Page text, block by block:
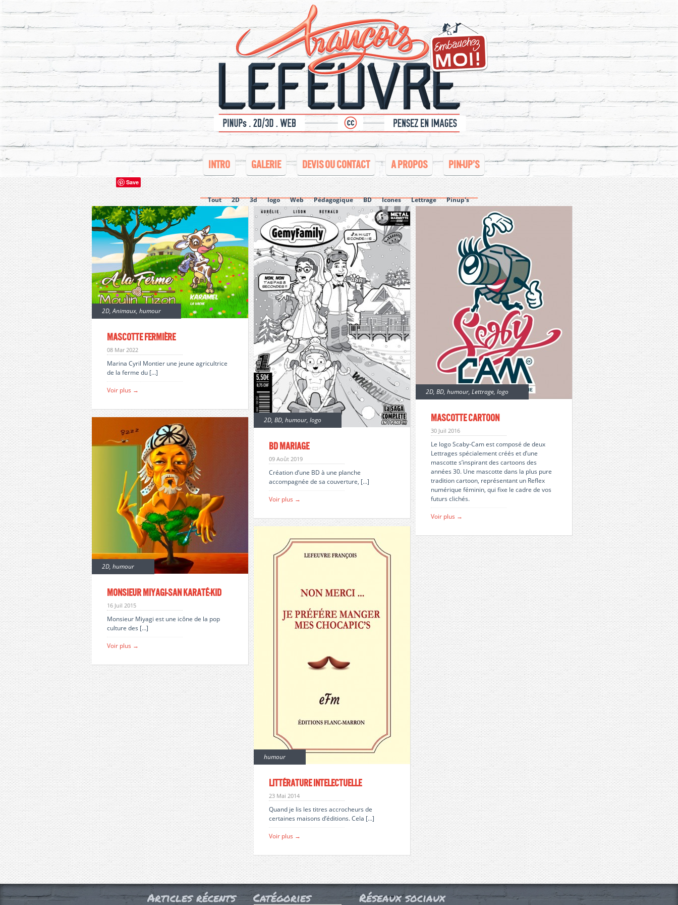
INTRO GALERIE DEVIS OU CONTACT A PROPOS PIN-UP’S
Save
Tout 2D 3d logo Web Pédagogique BD Icones Lettrage Pinup's
2D,Animaux, humour
Mascotte fermière
08 Mar 2022
Marina Cyril Montier une jeune agricultrice
de la ferme du […]
Voir plus →
2D, BD, humour, logo
BD mariage
09 Août 2019
Création d’une BD à une planche
accompagnée de sa couverture, […]
Voir plus →
2D, BD, humour, Lettrage, logo
Mascotte Cartoon
30 Juil 2016
Le logo Scaby-Cam est composé de deux
Lettrages spécialement créés et d’une
mascotte s’inspirant des cartoons des
années 30. Une mascotte dans la plus pure
tradition cartoon, représentant un Reflex
numérique féminin, qui fixe le cadre de vos
futurs clichés.
Voir plus →
2D, humour
Monsieur Miyagi-San karaté-kid
16 Juil 2015
Monsieur Miyagi est une icône de la pop
culture des […]
Voir plus →
humour
Littérature intelectuelle
23 Mai 2014
Quand je lis les titres accrocheurs de
certaines maisons d’éditions. Cela […]
Voir plus →
Articles récents Catégories Réseaux sociaux